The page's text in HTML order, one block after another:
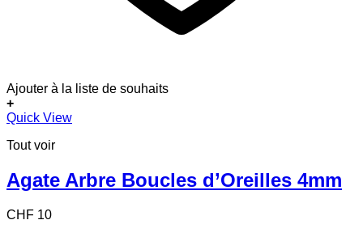
Ajouter à la liste de souhaits
+
Quick View
Tout voir
Agate Arbre Boucles d’Oreilles 4mm
CHF 10